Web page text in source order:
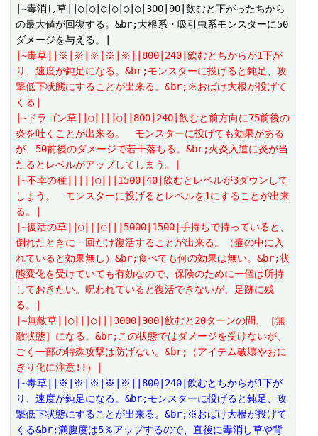
|~毒消し草||○|○|○|○|○|○|300|90|飲むと下がったちから
の最大値が回復する。&br;大根系・吸引虫系モンスターに50
|~毒草||※|※|※|※|※||800|240|飲むとちからが1下が
り、速度が鈍足になる。&br;モンスターに投げると鈍足、攻
撃低下状態にすることが出来る。&br;※おばけ大根が投げて
くる|
|~ドラゴン草||○||||○||800|240|飲むと前方向に75前後の
炎を吐くことが出来る。　モンスターに投げても効果がある
が、50前後のダメージで若干落ちる。&br;火炎入道に炎が当
たるとレベルがアップしてしまう。|
|~不幸の種|||||○|||1500|40|飲むとレベルが3ダウンして
しまう。　モンスターに投げるとレベルを1にすることが出来
る。|
|~復活の草||○|||○|||5000|1500|手持ちで持っていると、
倒れたときに一回だけ復活することが出来る。（壷の中に入
れていると効果無し）&br;食べても何の効果は無い。&br;状
態変化を受けていても有効なので、保険のために一個は所持
しておきたい。呪われていると復活できないが、足跡に残
る。|
|~無敵草||○|||○|||3000|900|飲むと20ターンの間、［無
敵状態］になる。&br;この状態ではダメージを受けないが、
ごく一部の特殊攻撃は防げない。&br;（アイテム破壊やおに
ぎり化に注意!!）|
|~毒草||※|※|※|※|※||800|240|飲むとちからが1下が
り、速度が鈍足になる。&br;モンスターに投げると鈍足、攻
撃低下状態にすることが出来る。&br;※おばけ大根が投げて
くる&br;満腹度は5％アップするので、直後に毒消し草や背